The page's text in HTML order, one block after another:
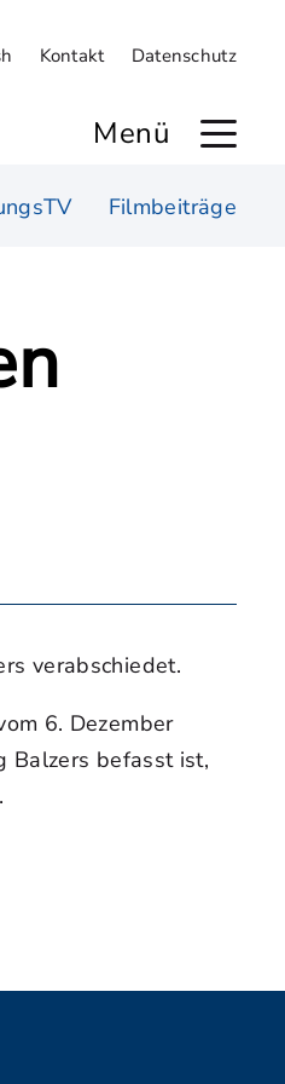
Kontakt Datenschutz
Menü
Filmbeiträge
verabschiedet.
6. Dezember
Balzers befasst ist,